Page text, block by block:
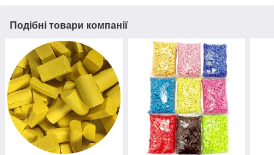
Подібні товари компанії